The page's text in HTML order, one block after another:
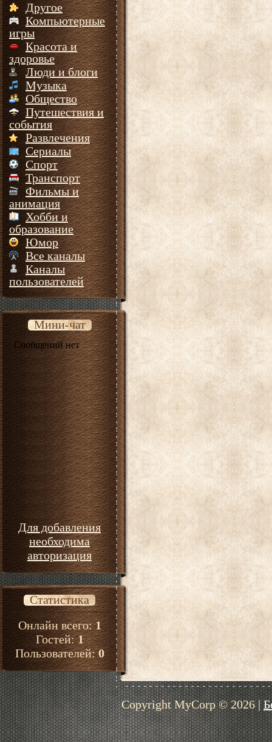
Другое
Компьютерные
игры
Красота и
здоровье
Люди и блоги
Музыка
Общество
Путешествия и
события
Развлечения
Сериалы
Спорт
Транспорт
Фильмы и
анимация
Хобби и
образование
Юмор
Все каналы
Каналы
пользователей
Мини-чат
Для добавления
необходима
авторизация
Статистика
Онлайн всего:1
Гостей:1
Пользователей:0
Copyright MyCorp © 2026|